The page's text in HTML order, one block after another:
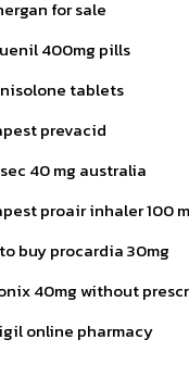
for sale
400mg pills
tablets
prevacid
40 mg australia
proair inhaler 100
buy procardia 30mg
40mg without
online pharmacy